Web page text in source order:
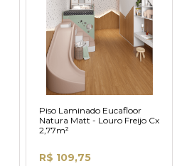
Piso Laminado Eucafloor
Natura Matt - Louro Freijo Cx
2,77m²
4x sem juros no cartão de R$